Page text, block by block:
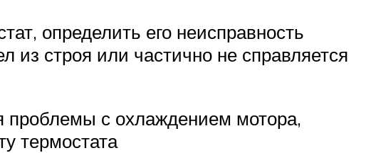
определить его неисправность
строя или частично не справляется
проблемы с охлаждением мотора,
термостата